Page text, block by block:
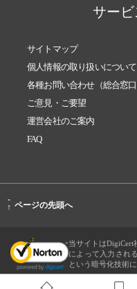
サー
サイトマップ
個人情報の取り扱いについて
各種お問い合わせ（総合窓口
ご意見・ご要望
運営会社のご案内
FAQ
-
↑ ページの先頭へ
当サイトはDigiCert
によって入力され
という暗号化技術